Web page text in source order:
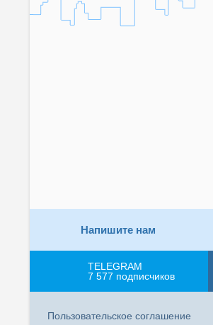
Напишите нам
TELEGRAM
7 577 подписчиков
Пользовательское соглашение